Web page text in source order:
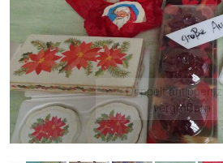
Doppelt antippen
vergrößern